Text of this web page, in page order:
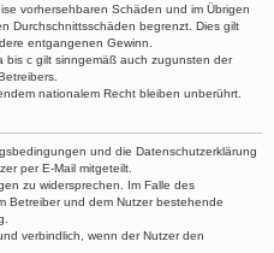
vorhersehbaren Schäden und im Übrigen
Durchschnittsschäden begrenzt. Dies gilt
entgangenen Gewinn.
bis c gilt sinngemäß auch zugunsten der
nationalem Recht bleiben unberührt.
und die Datenschutzerklärung
per E-Mail mitgeteilt.
zu widersprechen. Im Falle des
Betreiber und dem Nutzer bestehende
verbindlich, wenn der Nutzer den